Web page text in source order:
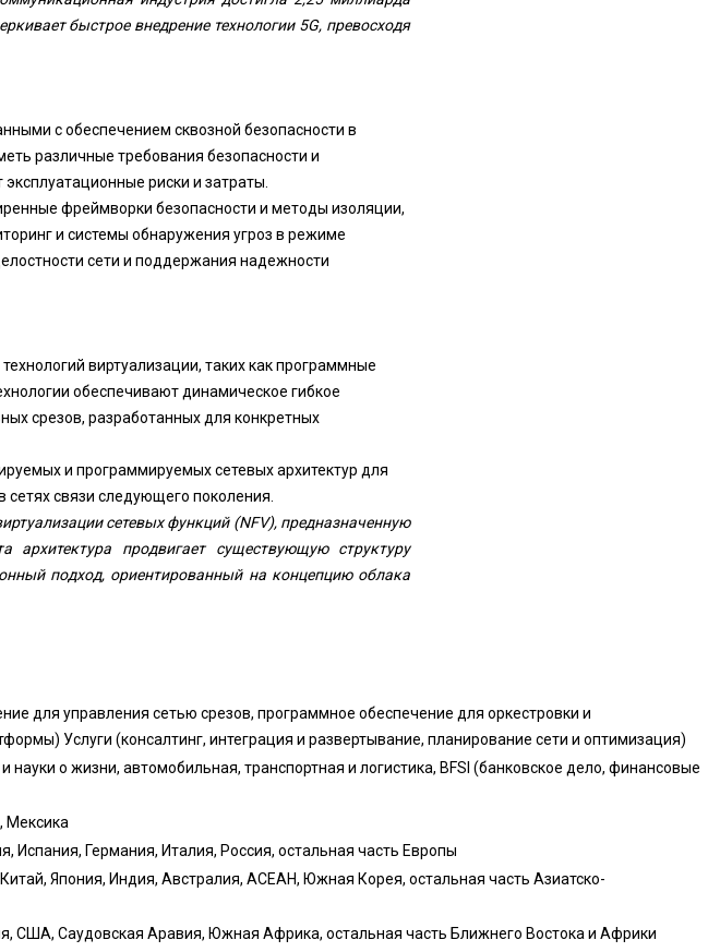
быстрое внедрение технологии 5G, превосходя
с обеспечением сквозной безопасности в
различные требования безопасности и
риски и затраты.
фреймворки безопасности и методы изоляции,
и системы обнаружения угроз в режиме
сети и поддержания надежности
виртуализации, таких как программные
обеспечивают динамическое гибкое
срезов, разработанных для конкретных
и программируемых сетевых архитектур для
связи следующего поколения.
сетевых функций (NFV), предназначенную
архитектура продвигает существующую структуру
подход, ориентированный на концепцию облака
для управления сетью срезов, программное обеспечение для оркестровки и
Услуги (консалтинг, интеграция и развертывание, планирование сети и оптимизация)
науки о жизни, автомобильная, транспортная и логистика, BFSI (банковское дело, финансовые
Мексика
Испания, Германия, Италия, Россия, остальная часть Европы
Япония, Индия, Австралия, АСЕАН, Южная Корея, остальная часть Азиатско-
США, Саудовская Аравия, Южная Африка, остальная часть Ближнего Востока и Африки